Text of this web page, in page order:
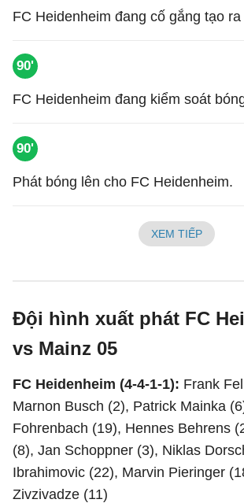
FC Heidenheim đang cố gắng tạo
90'
FC Heidenheim đang kiểm soát
90'
Phát bóng lên cho FC Heidenheim.
XEM TIẾP
Đội hình xuất phát FC
vs Mainz 05
FC Heidenheim (4-4-1-1): Frank
Marnon Busch (2), Patrick Mainka
Fohrenbach (19), Hennes Behrens
(8), Jan Schoppner (3), Niklas
Ibrahimovic (22), Marvin Pieringer
Zivzivadze (11)